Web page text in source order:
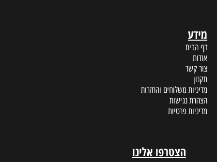
מידע
דף הבית
אודות
צור קשר
תקנון
מדיניות משלוחים והחזרות
הצהרת נגישות
מדיניות פרטיות
הצטרפו אלינו